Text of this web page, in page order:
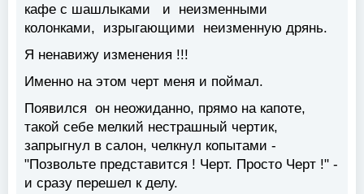
кафе с шашлыками и неизменными
колонками, изрыгающими неизменную дрянь.
Я ненавижу изменения !!!
Именно на этом черт меня и поймал.
Появился он неожиданно, прямо на капоте,
такой себе мелкий нестрашный чертик,
запрыгнул в салон, челкнул копытами -
"Позвольте представится ! Черт. Просто Черт !" -
и сразу перешел к делу.